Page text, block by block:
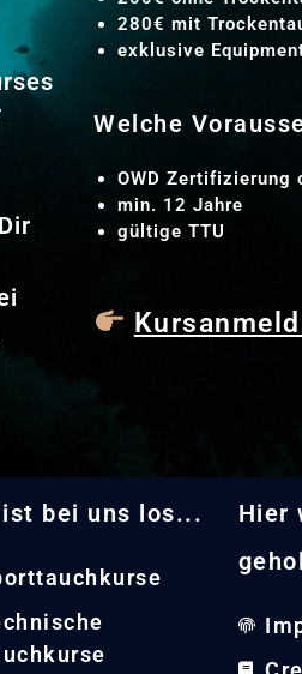
280€ mit
exklusive
Welche
OWD Zertifizierung
min. 12 Jahre
gültige TTU
ist bei uns los...
Hier